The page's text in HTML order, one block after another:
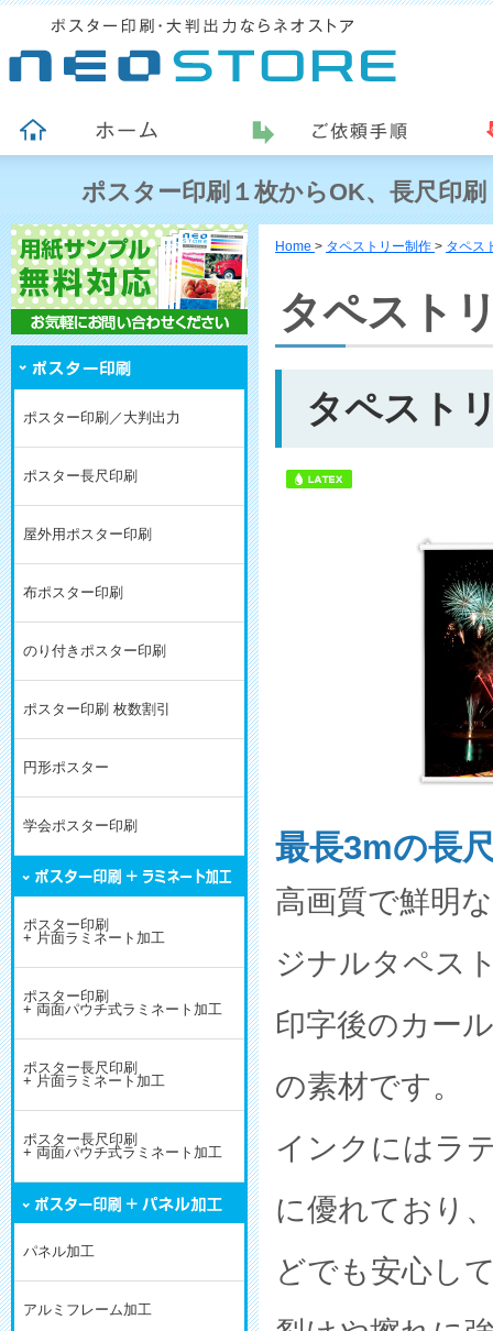
ポスター印刷１枚からOK、長尺印
ポスター印刷／大判出力
ポスター長尺印刷
屋外用ポスター印刷
布ポスター印刷
のり付きポスター印刷
ポスター印刷 枚数割引
円形ポスター
学会ポスター印刷
ポスター印刷
+ 片面ラミネート加工
ポスター印刷
+ 両面パウチ式ラミネート加工
ポスター長尺印刷
+ 片面ラミネート加工
ポスター長尺印刷
+ 両面パウチ式ラミネート加工
パネル加工
アルミフレーム加工
Home > タペストリー制作 > タペス
タペスト
タペスト
最長3mの長
高画質で鮮明
ジナルタペス
印字後のカー
の素材です。
インクにはラ
に優れており
どでも安心し